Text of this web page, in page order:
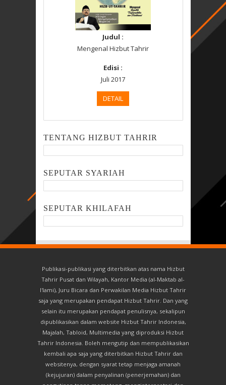
Judul :
Mengenal Hizbut Tahrir
Edisi :
Juli 2017
DETAIL
TENTANG HIZBUT TAHRIR
SEPUTAR SYARIAH
SEPUTAR KHILAFAH
Publikasi-publikasi yang diterbitkan atas nama Hizbut
Tahrir Pusat dan Wilayah, Kantor Media (al-Maktab al-
I'lami), Juru Bicara dan Perwakilan Media Hizbut Tahrir
saja yang merupakan pendapat Hizbut Tahrir. Dan yang
selain itu merupakan pendapat penulisnya, sekalipun
dipublikasikan dalam website Hizbut Tahrir Indonesia,
Majalah, Tabloid, Multimedia yang diproduksi Hizbut
Tahrir Indonesia. Boleh mengutip dan mempublikasikan
kembali apa saja yang diterbitkan Hizbut Tahrir dan
websitenya, dengan syarat tetap menjaga amanah
(kejujuran) dalam penyalinan (penerjemahan) dan